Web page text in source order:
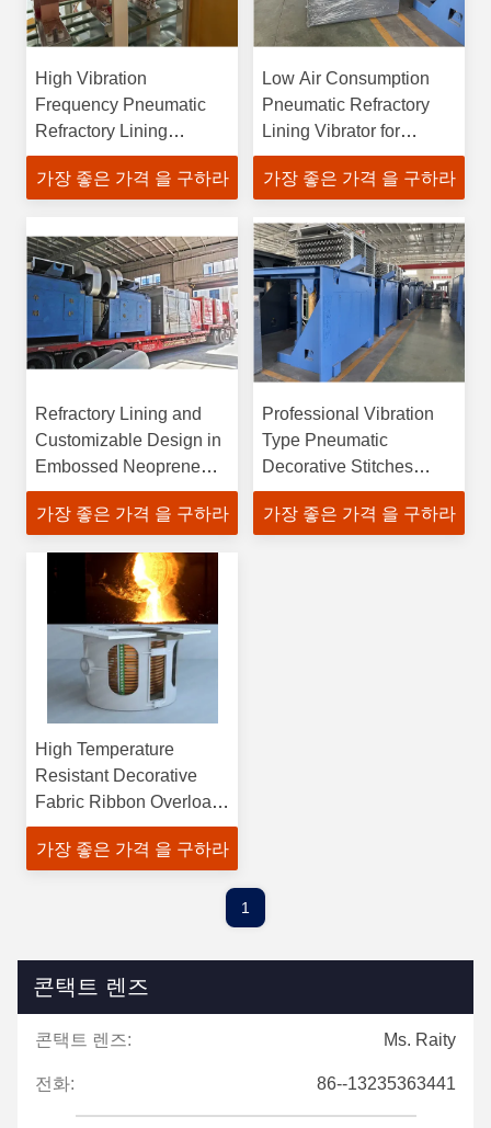
High Vibration
Frequency Pneumatic
Refractory Lining
Vibrator Customizable
Options
가장 좋은 가격 을 구하라
Low Air Consumption
Pneumatic Refractory
Lining Vibrator for
Durable Lining
Applications
가장 좋은 가격 을 구하라
Refractory Lining and
Customizable Design in
Embossed Neoprene
Fabric
가장 좋은 가격 을 구하라
Professional Vibration
Type Pneumatic
Decorative Stitches
Sewing Machine for
High Temperature
가장 좋은 가격 을 구하라
High Temperature
Resistant Decorative
Fabric Ribbon Overload
Protection for Safe and
Durable
가장 좋은 가격 을 구하라
1
콘택트 렌즈
콘택트 렌즈: Ms. Raity
전화: 86--13235363441